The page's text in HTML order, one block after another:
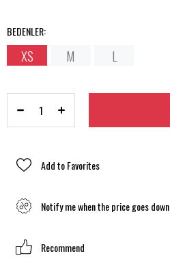
BEDENLER:
XS M L
Add to Favorites
Notify me when the price goes down
Recommend